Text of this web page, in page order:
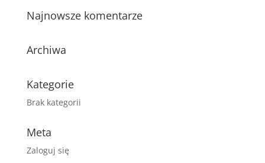
Najnowsze komentarze
Archiwa
Kategorie
Brak kategorii
Meta
Zaloguj się